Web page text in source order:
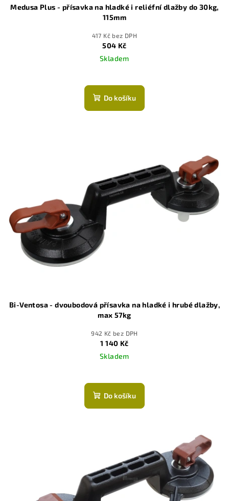
Medusa Plus - přísavka na hladké i reliéfní dlažby do 30kg,
115mm
417 Kč bez DPH
504 Kč
Skladem
hodnocení
produktu
Do košíku
Bi-Ventosa - dvoubodová přísavka na hladké i hrubé dlažby,
max 57kg
942 Kč bez DPH
1 140 Kč
Skladem
hodnocení
produktu
Do košíku